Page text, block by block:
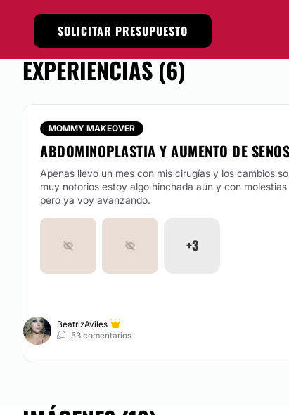
SOLICITAR PRESUPUESTO
EXPERIENCIAS (6)
MOMMY MAKEOVER
ABDOMINOPLASTIA Y AUMENTO DE SENOS
Apenas llevo un mes con mis cirugías y los cambios
muy notorios estoy algo hinchada aún y con molestias
pero ya voy avanzando.
+3
BeatrizAviles
53 comentarios